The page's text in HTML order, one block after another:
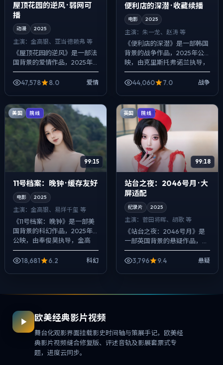
屋顶花园的逆风 · 弱网可
播
动漫 2025
主演： 金高银、亚当·德赖弗 等
《屋顶花园的逆风》是一部法
国背景的爱情作品，2025年
公映，由新海诚执导，金高
银、亚当·德赖弗、张译等主
47,578 8.0 爱情
便利店的深潜 · 收藏续播
电影 2025
主演： 朱一龙、赵涛 等
《便利店的深潜》是一部韩国
背景的战争作品，2025年公
映，由克里斯托弗·诺兰执导，
朱一龙、赵涛、长泽雅美等主
演。影像偏纪实质感，手持与
44,060 7.0 战争
美国 院线
99:15
11号档案：晚钟 · 缓存友好
电影 2025
主演： 金高银、易烊千玺 等
《11号档案：晚钟》是一部美
国背景的科幻作品，2025年
公映，由奉俊昊执导，金高
银、易烊千玺、长泽雅美等主
演。以冷峻镜头对准普通人的
18,681 6.2 科幻
英国 院线
99:18
站台之夜：2046号月 · 大
屏适配
纪录片 2025
主演： 菅田将晖、胡歌 等
《站台之夜：2046号月》是
一部英国背景的悬疑作品，
2025年公映，由刁亦男执
导，菅田将晖、胡歌、王景春
3,796 9.4 悬疑
欧美经典影片视频
舞台化观影界面挂载影史时间轴与策展手记，欧美经
典影片视频缝合修复版、评述音轨及影展套票式专
题，进度云同步。